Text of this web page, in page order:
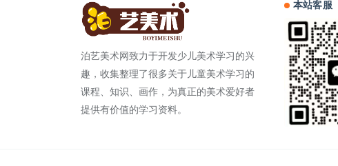
泊艺美术网致力于开发少儿美术学习的兴
趣，收集整理了很多关于儿童美术学习的
课程、知识、画作，为真正的美术爱好者
提供有价值的学习资料。
本站客服